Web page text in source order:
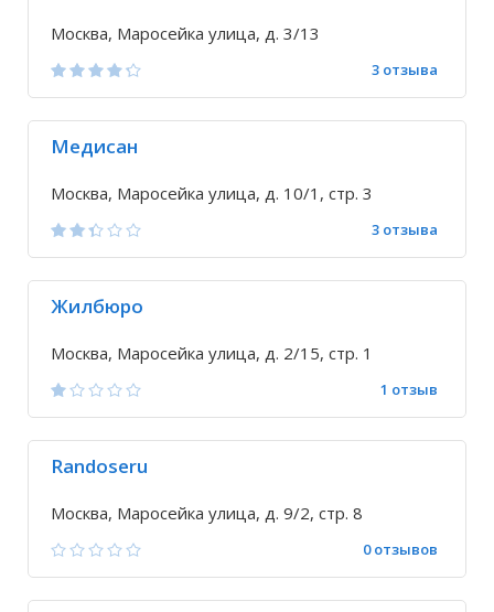
Москва, Маросейка улица, д. 3/13
3 отзыва
Медисан
Москва, Маросейка улица, д. 10/1, стр. 3
3 отзыва
Жилбюро
Москва, Маросейка улица, д. 2/15, стр. 1
1 отзыв
Randoseru
Москва, Маросейка улица, д. 9/2, стр. 8
0 отзывов